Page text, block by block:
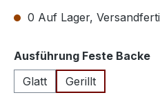
0 Auf Lager,
Ausführung Feste Backe
Glatt
Gerillt